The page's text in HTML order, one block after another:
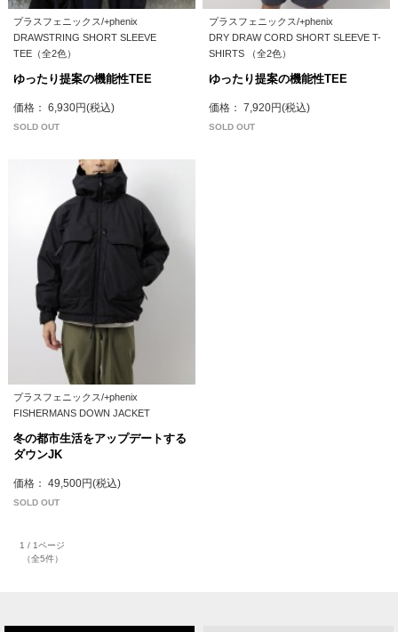
プラスフェニックス/+phenix
DRAWSTRING SHORT SLEEVE
TEE（全2色）
ゆったり提案の機能性TEE
価格： 6,930円(税込)
SOLD OUT
プラスフェニックス/+phenix
DRY DRAW CORD SHORT SLEEVE T-
SHIRTS （全2色）
ゆったり提案の機能性TEE
価格： 7,920円(税込)
SOLD OUT
プラスフェニックス/+phenix
FISHERMANS DOWN JACKET
冬の都市生活をアップデートする
ダウンJK
価格： 49,500円(税込)
SOLD OUT
1 / 1ページ
（全5件）